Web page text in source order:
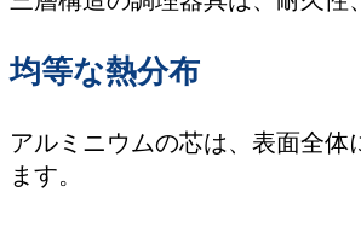
均等な熱分布
アルミニウムの芯は、表面全
ます。